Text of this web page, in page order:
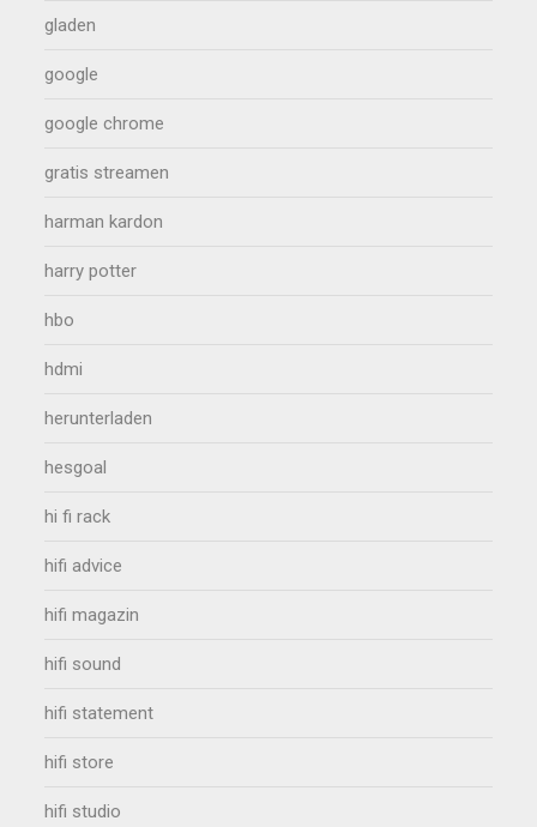
gladen
google
google chrome
gratis streamen
harman kardon
harry potter
hbo
hdmi
herunterladen
hesgoal
hi fi rack
hifi advice
hifi magazin
hifi sound
hifi statement
hifi store
hifi studio